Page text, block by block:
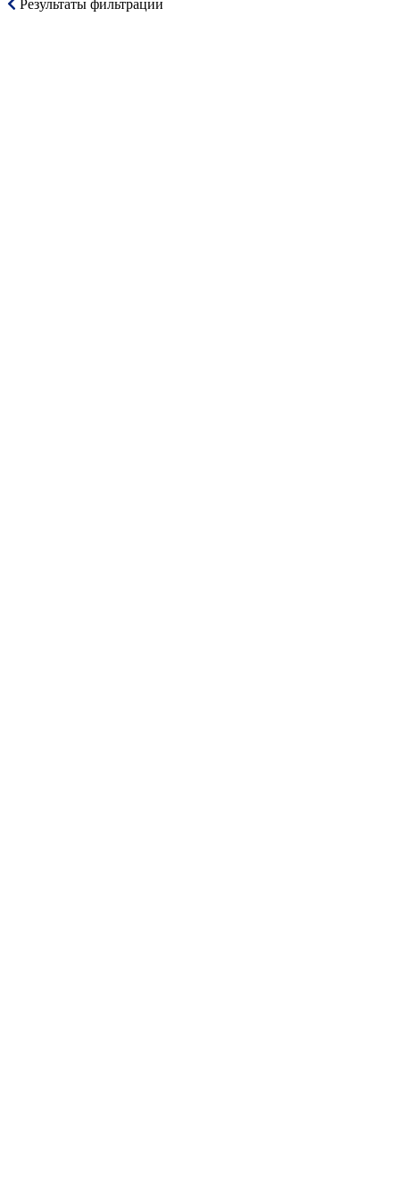
Результаты фильтрации